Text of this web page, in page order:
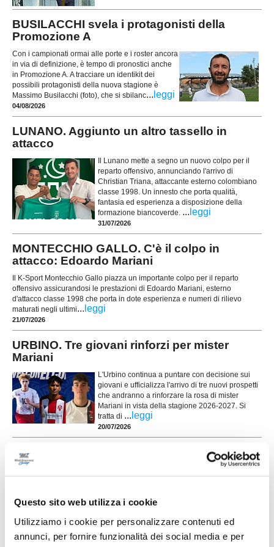
Questo sito web utilizza i cookie
Utilizziamo i cookie per personalizzare contenuti ed
annunci, per fornire funzionalità dei social media e per
BUSILACCHI svela i protagonisti della
Promozione A
Con i campionati ormai alle porte e i roster ancora
in via di definizione, è tempo di pronostici anche
in Promozione A. A tracciare un identikit dei
possibili protagonisti della nuova stagione è
Massimo Busilacchi (foto), che si sbilanc... leggi
04/08/2026
LUNANO. Aggiunto un altro tassello in
attacco
Il Lunano mette a segno un nuovo colpo per il
reparto offensivo, annunciando l'arrivo di
Christian Triana, attaccante esterno colombiano
classe 1998. Un innesto che porta qualità,
fantasia ed esperienza a disposizione della
formazione biancoverde. ... leggi
31/07/2026
MONTECCHIO GALLO. C'è il colpo in
attacco: Edoardo Mariani
Il K-Sport Montecchio Gallo piazza un importante colpo per il reparto
offensivo assicurandosi le prestazioni di Edoardo Mariani, esterno
d'attacco classe 1998 che porta in dote esperienza e numeri di rilievo
maturati negli ultimi... leggi
21/07/2026
URBINO. Tre giovani rinforzi per mister
Mariani
L'Urbino continua a puntare con decisione sui
giovani e ufficializza l'arrivo di tre nuovi prospetti
che andranno a rinforzare la rosa di mister
Mariani in vista della stagione 2026-2027. Si
tratta di ... leggi
20/07/2026
URBINO. Ritorno a casa per Ettore Martinelli:
arriva dalla Vis Pesaro
centrocampista classe 2007 che entra a far parte
Cresciu...leggi
08/07/2026